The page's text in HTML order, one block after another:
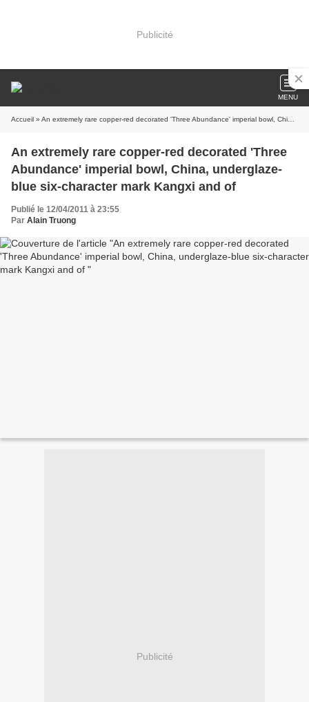
Publicité
MENU
Accueil » An extremely rare copper-red decorated 'Three Abundance' imperial bowl, China, underglaze-blue six-character mark Kangxi and of
An extremely rare copper-red decorated 'Three
Abundance' imperial bowl, China, underglaze-
blue six-character mark Kangxi and of
Publié le 12/04/2011 à 23:55
Par Alain Truong
Publicité